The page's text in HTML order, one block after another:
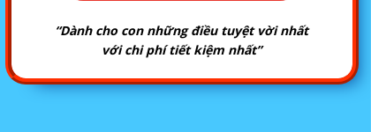
“Dành cho con những điều tuyệt vời nhất
với chi phí tiết kiệm nhất”